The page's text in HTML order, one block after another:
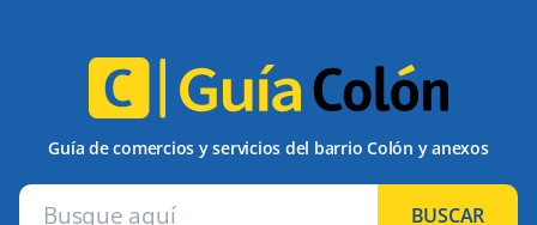
Guía de comercios y servicios del barrio Colón y anexos
BUSCAR